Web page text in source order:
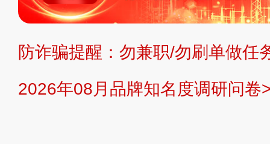
持投资购买的观点或意见，页面信息
提交说明： 快速提交发布>> 提交品
防诈骗提醒：勿兼职/勿刷单做任
2026年08月品牌知名度调研问卷